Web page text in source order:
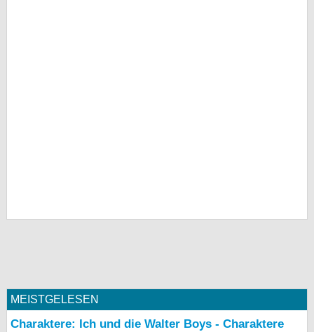
MEISTGELESEN
Charaktere: Ich und die Walter Boys - Charaktere